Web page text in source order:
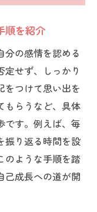
順を紹介
分の感情を認める
定せず、しっかり
をつけて思い出を
もらうなど、具体
です。例えば、毎
振り返る時間を設
のような手順を踏
己成長への道が開